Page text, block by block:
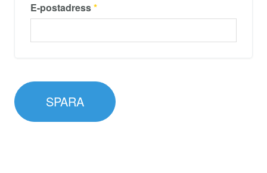
E-postadress*
SPARA